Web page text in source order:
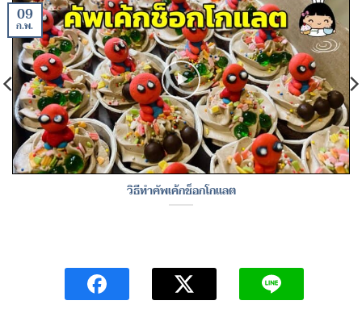
วิธีทำคัพเค้กช็อกโกแลต
09
ก.พ.